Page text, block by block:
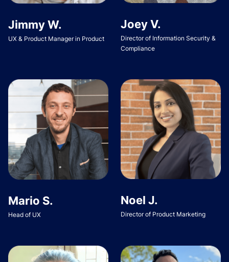
Jimmy W.
UX & Product Manager in Product
Joey V.
Director of Information Security &
Compliance
Mario S.
Head of UX
Noel J.
Director of Product Marketing